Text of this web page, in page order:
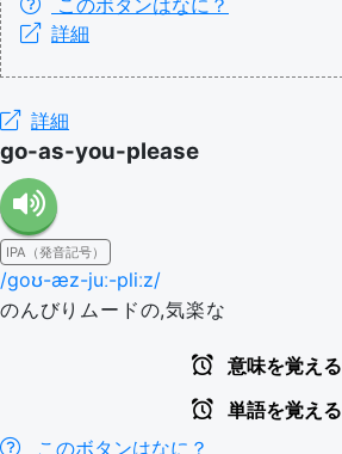
このボタンはなに？
詳細
詳細
go-as-you-please
IPA（発音記号）
/ɡoʊ-æz-juː-pliːz/
のんびりムードの,気楽な
意味を覚える
単語を覚える
このボタンはなに？